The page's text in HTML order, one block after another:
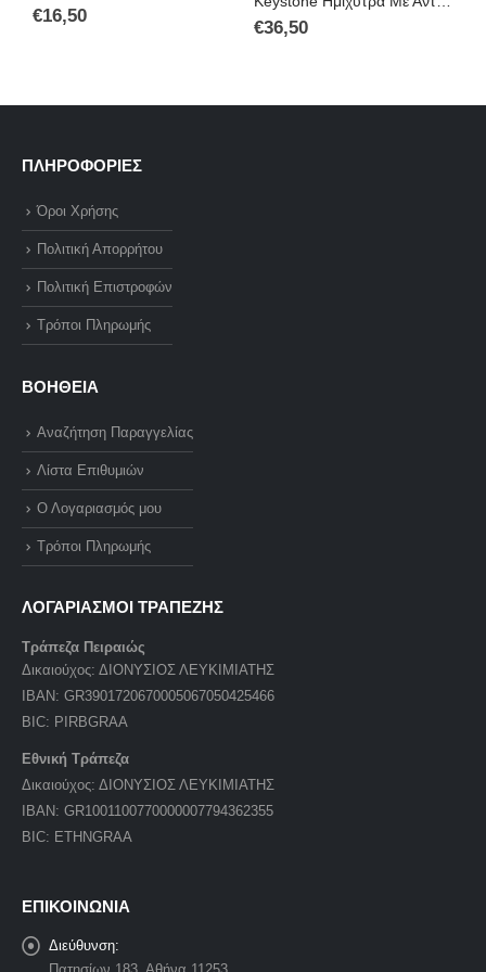
€16,50
€36,50
ΠΛΗΡΟΦΟΡΙΕΣ
Όροι Χρήσης
Πολιτική Απορρήτου
Πολιτική Επιστροφών
Τρόποι Πληρωμής
ΒΟΗΘΕΙΑ
Αναζήτηση Παραγγελίας
Λίστα Επιθυμιών
Ο Λογαριασμός μου
Τρόποι Πληρωμής
ΛΟΓΑΡΙΑΣΜΟΙ ΤΡΑΠΕΖΗΣ
Τράπεζα Πειραιώς
Δικαιούχος: ΔΙΟΝΥΣΙΟΣ ΛΕΥΚΙΜΙΑΤΗΣ
IBAN: GR3901720670005067050425466
BIC: PIRBGRAA
Εθνική Τράπεζα
Δικαιούχος: ΔΙΟΝΥΣΙΟΣ ΛΕΥΚΙΜΙΑΤΗΣ
IBAN: GR1001100770000007794362355
BIC: ETHNGRAA
ΕΠΙΚΟΙΝΩΝΙΑ
Διεύθυνση: